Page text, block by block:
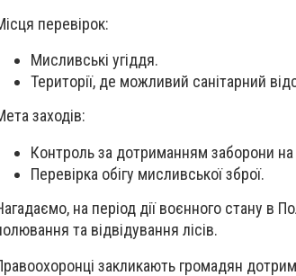
перевірок:
Мисливські угіддя.
Території, де можливий санітарний
заходів:
Контроль за дотриманням заборони
Перевірка обігу мисливської зброї.
на період дії воєнного стану в
та відвідування лісів.
закликають громадян